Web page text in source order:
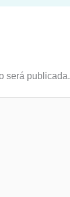
será publicada.